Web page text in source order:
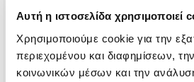
Αυτή η ιστοσελίδα χρησιμοποιεί
Χρησιμοποιούμε cookie για την
περιεχομένου και διαφημίσεων,
κοινωνικών μέσων και την